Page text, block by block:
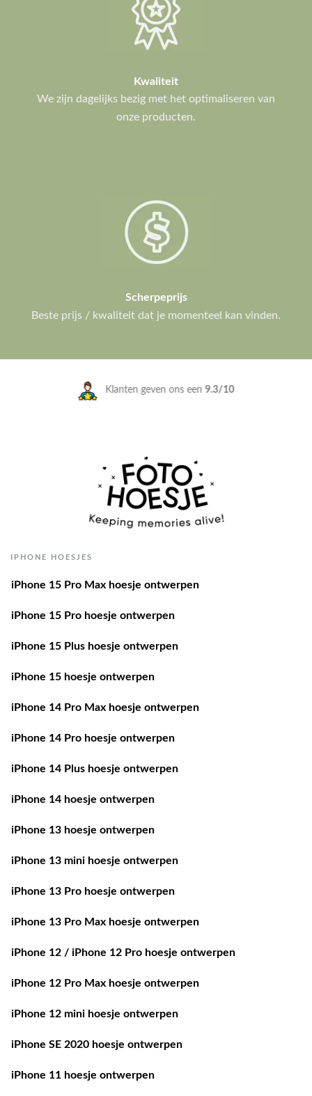
Kwaliteit
We zijn dagelijks bezig met het optimaliseren van
onze producten.
Scherpeprijs
Beste prijs / kwaliteit dat je momenteel kan vinden.
Klanten geven ons een9.3/10
IPHONE HOESJES
iPhone 15 Pro Max hoesje ontwerpen
iPhone 15 Pro hoesje ontwerpen
iPhone 15 Plus hoesje ontwerpen
iPhone 15 hoesje ontwerpen
iPhone 14 Pro Max hoesje ontwerpen
iPhone 14 Pro hoesje ontwerpen
iPhone 14 Plus hoesje ontwerpen
iPhone 14 hoesje ontwerpen
iPhone 13 hoesje ontwerpen
iPhone 13 mini hoesje ontwerpen
iPhone 13 Pro hoesje ontwerpen
iPhone 13 Pro Max hoesje ontwerpen
iPhone 12 / iPhone 12 Pro hoesje ontwerpen
iPhone 12 Pro Max hoesje ontwerpen
iPhone 12 mini hoesje ontwerpen
iPhone SE 2020 hoesje ontwerpen
iPhone 11 hoesje ontwerpen